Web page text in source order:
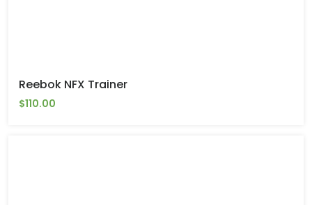
Reebok NFX Trainer
$110.00